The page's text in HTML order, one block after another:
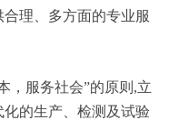
理、多方面的专业服
，服务社会”的原则,立
的生产、检测及试验